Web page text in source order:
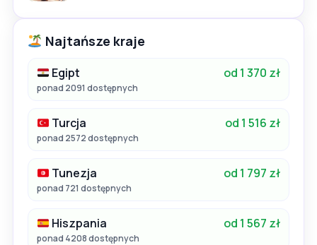
Najtańsze kraje
Egipt od 1 370 zł
ponad 2091 dostępnych
Turcja od 1 516 zł
ponad 2572 dostępnych
Tunezja od 1 797 zł
ponad 721 dostępnych
Hiszpania od 1 567 zł
ponad 4208 dostępnych